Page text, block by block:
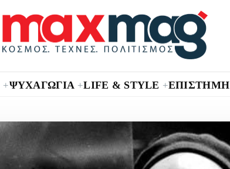
+ΨΥΧΑΓΩΓΙΑ +LIFE & STYLE +ΕΠΙΣΤΗΜΗ